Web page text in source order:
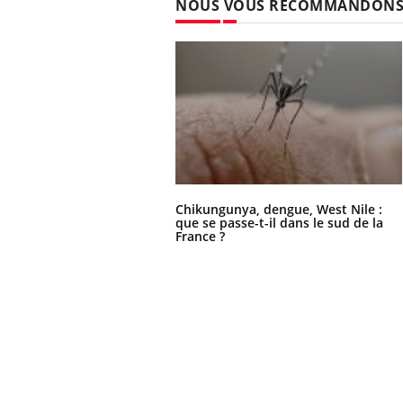
NOUS VOUS RECOMMANDONS
Chikungunya, dengue, West Nile :
que se passe-t-il dans le sud de la
France ?
Il